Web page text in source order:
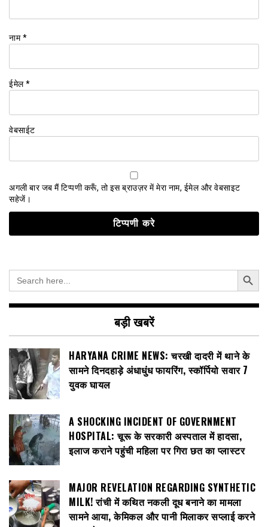
नाम*
ईमेल*
वेबसाईट
अगली बार जब मैं टिप्पणी करूँ, तो इस ब्राउज़र में मेरा नाम, ईमेल और वेबसाइट
सहेजें।
Search
for:
Search Button
बड़ी खबरें
HARYANA CRIME NEWS: चरखी दादरी में थाने के
सामने दिनदहाड़े अंधाधुंध फायरिंग, स्कॉर्पियो सवार 7
युवक घायल
A SHOCKING INCIDENT OF GOVERNMENT
HOSPITAL: चूरू के सरकारी अस्पताल में हादसा,
इलाज कराने पहुंची महिला पर गिरा छत का प्लास्टर
MAJOR REVELATION REGARDING SYNTHETIC
MILK! रांची में कथित नकली दूध बनाने का मामला
सामने आया, केमिकल और पानी मिलाकर सप्लाई करने